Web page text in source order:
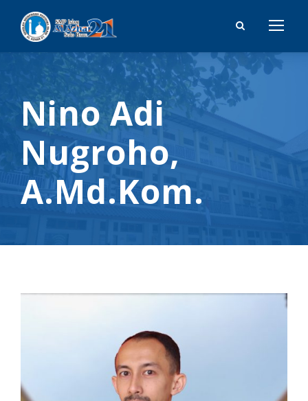
Nino Adi
Nugroho,
A.Md.Kom.